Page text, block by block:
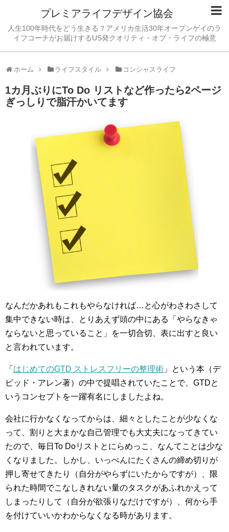
プレミアライフデザイン協会
人生100年時代をどう生きる？アメリカ生活30年オープンゲイのラ
イフコーチがお届けするUS発クオリティ・オブ・ライフの極意
ホーム ライフスタイル コンシャスライフ
1カ月ぶりにTo Do リストなど作ったら2ページ
ぎっしりで脂汗かいてます
なんだかあれもこれもやらなければ…と心がわさわさして
集中できない時は、とりあえず頭の中にある「やらなきゃ
ならないと思っていること」を一切合切、表に出すと良い
と言われています。
「 はじめてのGTD ストレスフリーの整理術 」という本（デ
ビッド・アレン著）の中で提唱されていたことで、GTDと
いうコンセプトを一躍有名にしましたよね。
会社に行かなくなってからは、細々としたことが少なくな
って、割りと大まかな自己管理でも大丈夫になってきてい
たので、毎日To Doリストとにらめっこ、なんてことは少な
くなりました。しかし、いっぺんにたくさんの締め切りが
押し寄せてきたり（自分がやらずにいたからですが）、限
られた時間でこなしきれない量のタスクがあふれかえって
しまったりして（自分が欲張りなだけですが）、何から手
を付けていいかわからなくなる時があります。